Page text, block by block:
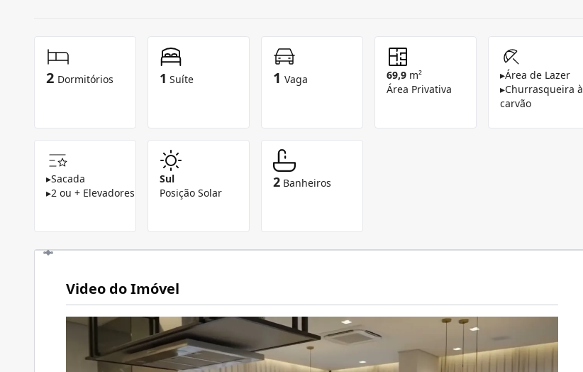
2 Dormitórios 1 Suíte 1 Vaga 69,9 m²
Área Privativa
▸Área de Lazer
▸Churrasqueira à
carvão
▸Sacada
▸2 ou + Elevadores
Sul
Posição Solar
2 Banheiros
Video do Imóvel